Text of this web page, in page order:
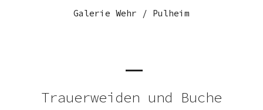
Galerie Wehr / Pulheim
Trauerweiden und Buche